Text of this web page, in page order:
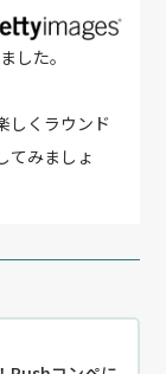
した。
しくラウンド
てみましょ